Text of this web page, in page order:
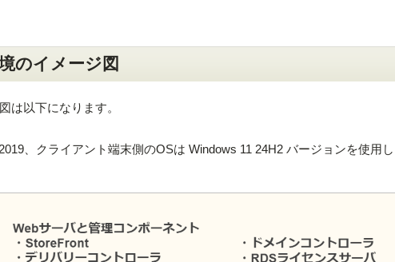
のイメージ図
は以下になります。
、クライアント端末側のOSは Windows 11 24H2 バージョンを使用し